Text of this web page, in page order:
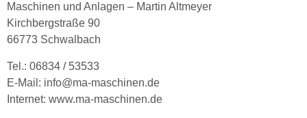
Maschinen und Anlagen – Martin Altmeyer
Kirchbergstraße 90
66773 Schwalbach
Tel.: 06834 / 53533
E-Mail: info@ma-maschinen.de
Internet: www.ma-maschinen.de